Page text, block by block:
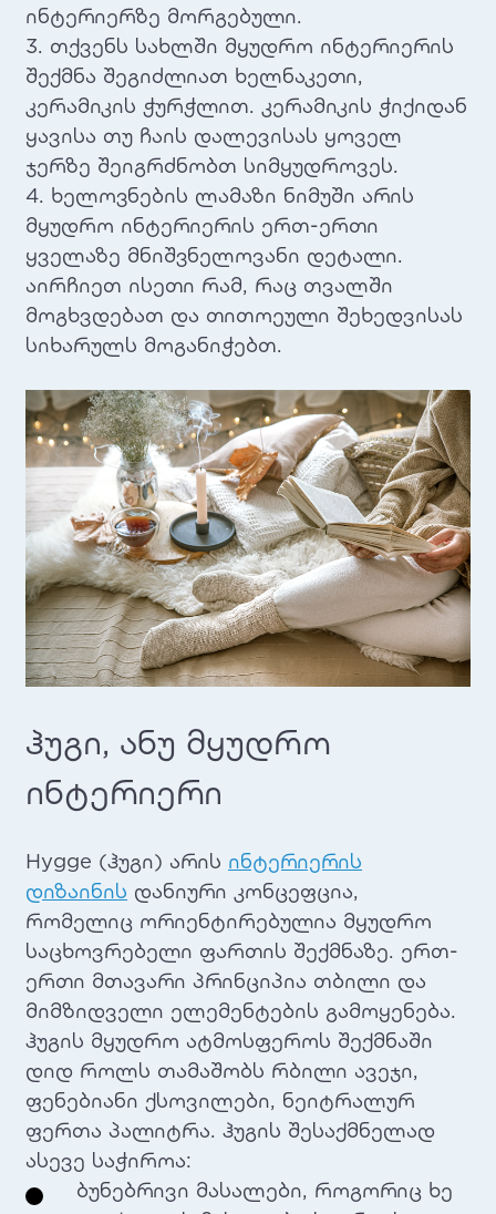
ინტერიერზე მორგებული.
3. თქვენს სახლში მყუდრო ინტერიერის
შექმნა შეგიძლიათ ხელნაკეთი,
კერამიკის ჭურჭლით. კერამიკის ჭიქიდან
ყავისა თუ ჩაის დალევისას ყოველ
ჯერზე შეიგრძნობთ სიმყუდროვეს.
4. ხელოვნების ლამაზი ნიმუში არის
მყუდრო ინტერიერის ერთ-ერთი
ყველაზე მნიშვნელოვანი დეტალი.
აირჩიეთ ისეთი რამ, რაც თვალში
მოგხვდებათ და თითოეული შეხედვისას
სიხარულს მოგანიჭებთ.
ჰუგი, ანუ მყუდრო
ინტერიერი
Hygge (ჰუგი) არის ინტერიერის
დიზაინის დანიური კონცეფცია,
რომელიც ორიენტირებულია მყუდრო
საცხოვრებელი ფართის შექმნაზე. ერთ-
ერთი მთავარი პრინციპია თბილი და
მიმზიდველი ელემენტების გამოყენება.
ჰუგის მყუდრო ატმოსფეროს შექმნაში
დიდ როლს თამაშობს რბილი ავეჯი,
ფენებიანი ქსოვილები, ნეიტრალურ
ფერთა პალიტრა. ჰუგის შესაქმნელად
ასევე საჭიროა:
ბუნებრივი მასალები, როგორიც ხე